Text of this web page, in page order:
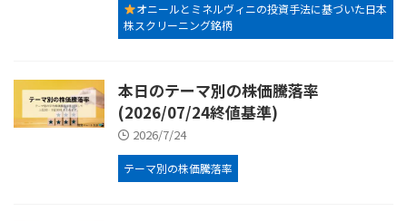
オニールとミネルヴィニの投資手法に基づいた日本
株スクリーニング銘柄
本日のテーマ別の株価騰落率
(2026/07/24終値基準)
2026/7/24
テーマ別の株価騰落率